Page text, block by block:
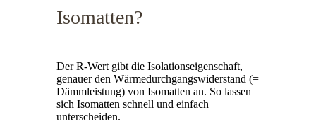
Isomatten?
Der R-Wert gibt die Isolationseigenschaft,
genauer den Wärmedurchgangswiderstand (=
Dämmleistung) von Isomatten an. So lassen
sich Isomatten schnell und einfach
unterscheiden.